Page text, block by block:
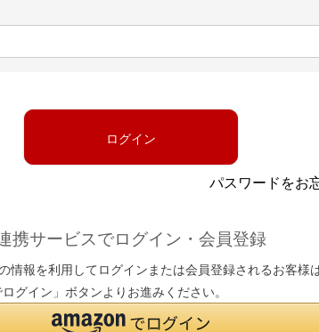
ログイン
パスワードをお
携サービスでログイン・会員登録
報を利用してログインまたは会員登録されるお客様は
グイン」ボタンよりお進みください。